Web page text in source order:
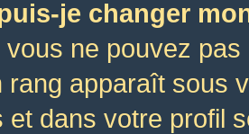
je changer
vous ne pouvez
rang apparaît sous
et dans votre profil